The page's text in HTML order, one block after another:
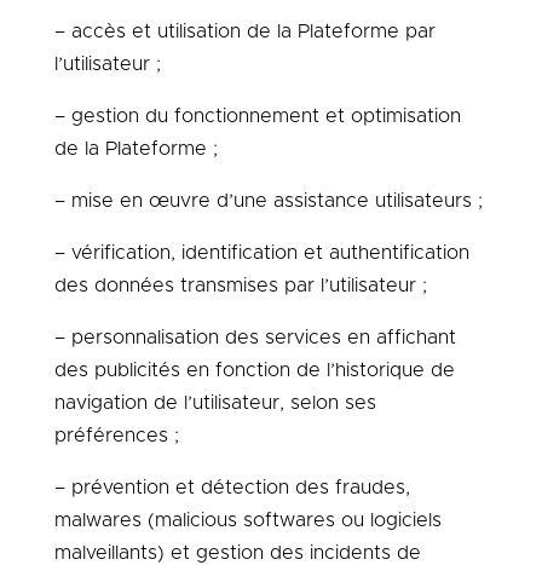
– accès et utilisation de la Plateforme par
l’utilisateur ;
– gestion du fonctionnement et optimisation
de la Plateforme ;
– mise en œuvre d’une assistance utilisateurs ;
– vérification, identification et authentification
des données transmises par l’utilisateur ;
– personnalisation des services en affichant
des publicités en fonction de l’historique de
navigation de l’utilisateur, selon ses
préférences ;
– prévention et détection des fraudes,
malwares (malicious softwares ou logiciels
malveillants) et gestion des incidents de